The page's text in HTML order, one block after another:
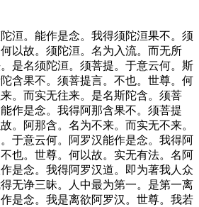
洹。能作是念。我得须陀洹果不。须
以故。须陀洹。名为入流。而无所
是名须陀洹。须菩提。于意云何。斯
含果不。须菩提言。不也。世尊。何
。而实无往来。是名斯陀含。须菩
作是念。我得阿那含果不。须菩提
。阿那含。名为不来。而实无不来。
于意云何。阿罗汉能作是念。我得阿
也。世尊。何以故。实无有法。名阿
是念。我得阿罗汉道。即为著我人众
无诤三昧。人中最为第一。是第一离
是念。我是离欲阿罗汉。世尊。我若